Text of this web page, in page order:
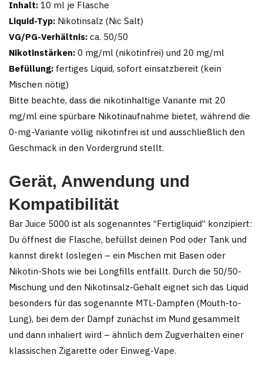
Inhalt: 10 ml je Flasche
Liquid-Typ: Nikotinsalz (Nic Salt)
VG/PG-Verhältnis: ca. 50/50
Nikotinstärken: 0 mg/ml (nikotinfrei) und 20 mg/ml
Befüllung: fertiges Liquid, sofort einsatzbereit (kein
Mischen nötig)
Bitte beachte, dass die nikotinhaltige Variante mit 20
mg/ml eine spürbare Nikotinaufnahme bietet, während die
0-mg-Variante völlig nikotinfrei ist und ausschließlich den
Geschmack in den Vordergrund stellt.
Gerät, Anwendung und
Kompatibilität
Bar Juice 5000 ist als sogenanntes “Fertigliquid” konzipiert:
Du öffnest die Flasche, befüllst deinen Pod oder Tank und
kannst direkt loslegen – ein Mischen mit Basen oder
Nikotin-Shots wie bei Longfills entfällt. Durch die 50/50-
Mischung und den Nikotinsalz-Gehalt eignet sich das Liquid
besonders für das sogenannte MTL-Dampfen (Mouth-to-
Lung), bei dem der Dampf zunächst im Mund gesammelt
und dann inhaliert wird – ähnlich dem Zugverhalten einer
klassischen Zigarette oder Einweg-Vape.